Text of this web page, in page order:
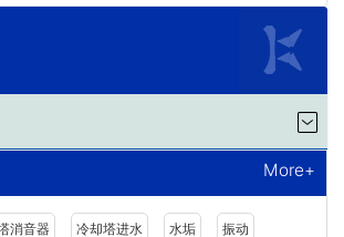
More+
消音器 冷却塔进水 水垢 振动